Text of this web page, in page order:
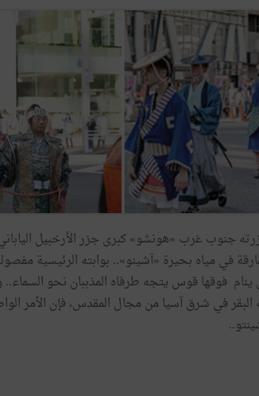
جنوب غرب «هونشو»كبرى جزرالأرخبيل
في مياه بحيرة «آشينو»
.. بوابته الرئيسية
ينام فوقها قوس يتجه طرفاه المذببان نحو السماء..
البقرفي شرقآسيا من مجال المقدس، فإن الأمر
..